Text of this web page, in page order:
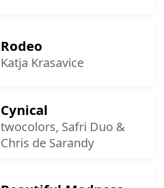
Rodeo
Katja Krasavice
Cynical
twocolors, Safri Duo &
Chris de Sarandy